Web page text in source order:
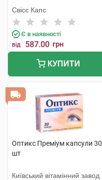
Свісс Капс
Є в наявності
від 587.00 грн
КУПИТИ
Оптикс Преміум капсули 30
шт
Київський вітамінний завод